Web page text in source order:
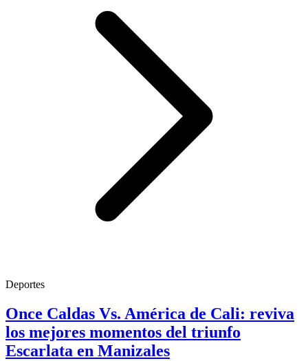
Deportes
Once Caldas Vs. América de Cali: reviva
los mejores momentos del triunfo
Escarlata en Manizales